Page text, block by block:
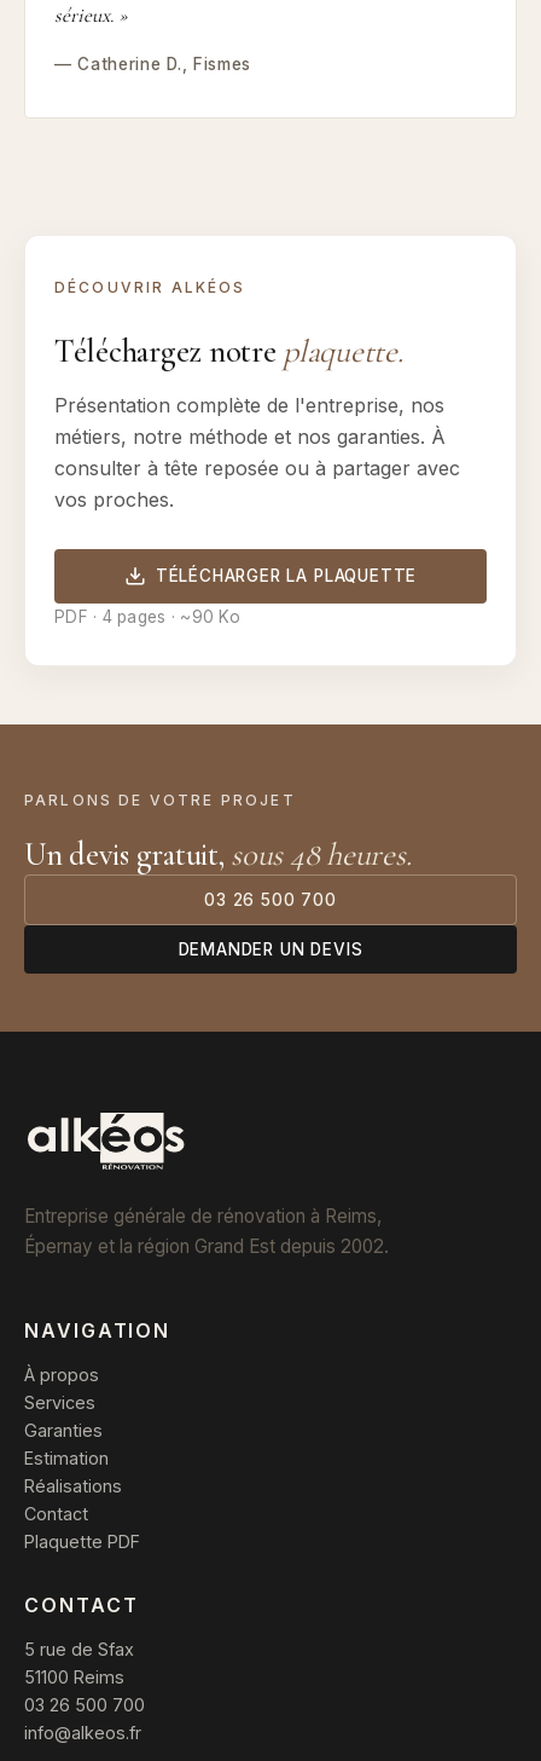
sérieux. »
— Catherine D., Fismes
DÉCOUVRIR ALKÉOS
Téléchargez notre plaquette.
Présentation complète de l'entreprise, nos
métiers, notre méthode et nos garanties. À
consulter à tête reposée ou à partager avec
vos proches.
TÉLÉCHARGER LA PLAQUETTE
PDF · 4 pages · ~90 Ko
PARLONS DE VOTRE PROJET
Un devis gratuit, sous 48 heures.
03 26 500 700
DEMANDER UN DEVIS
Entreprise générale de rénovation à Reims,
Épernay et la région Grand Est depuis 2002.
NAVIGATION
À propos
Services
Garanties
Estimation
Réalisations
Contact
Plaquette PDF
CONTACT
5 rue de Sfax
51100 Reims
03 26 500 700
info@alkeos.fr